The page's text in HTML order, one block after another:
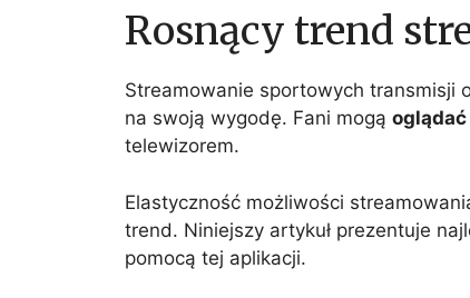
Rosnący trend
Streamowanie sportowych transmisji
na swoją wygodę. Fani mogą
telewizorem.
Elastyczność możliwości
trend. Niniejszy artykuł prezentuje
pomocą tej aplikacji.